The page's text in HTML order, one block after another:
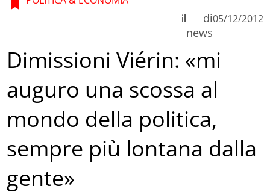
di
news
il 05/12/2012
Dimissioni Viérin: «mi
auguro una scossa al
mondo della politica,
sempre più lontana dalla
gente»